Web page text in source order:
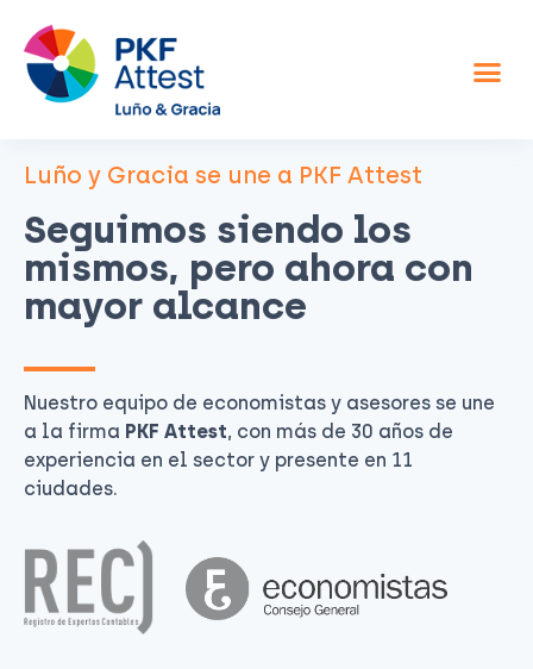
Luño y Gracia se une a PKF Attest
Seguimos siendo los
mismos, pero ahora con
mayor alcance
Nuestro equipo de economistas y asesores se une
a la firma PKF Attest, con más de 30 años de
experiencia en el sector y presente en 11
ciudades.